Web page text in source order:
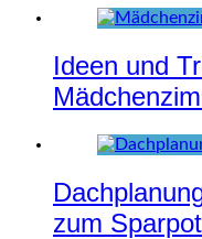
Ideen und
zum